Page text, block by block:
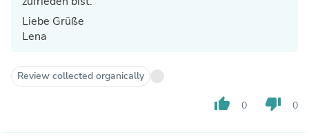
Liebe Grüße
Lena
Review collected organically
thumb_up 0 thumb_down 0